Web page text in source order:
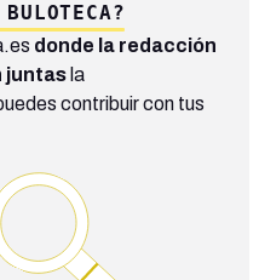
donde la redacción
juntas la
contribuir con tus